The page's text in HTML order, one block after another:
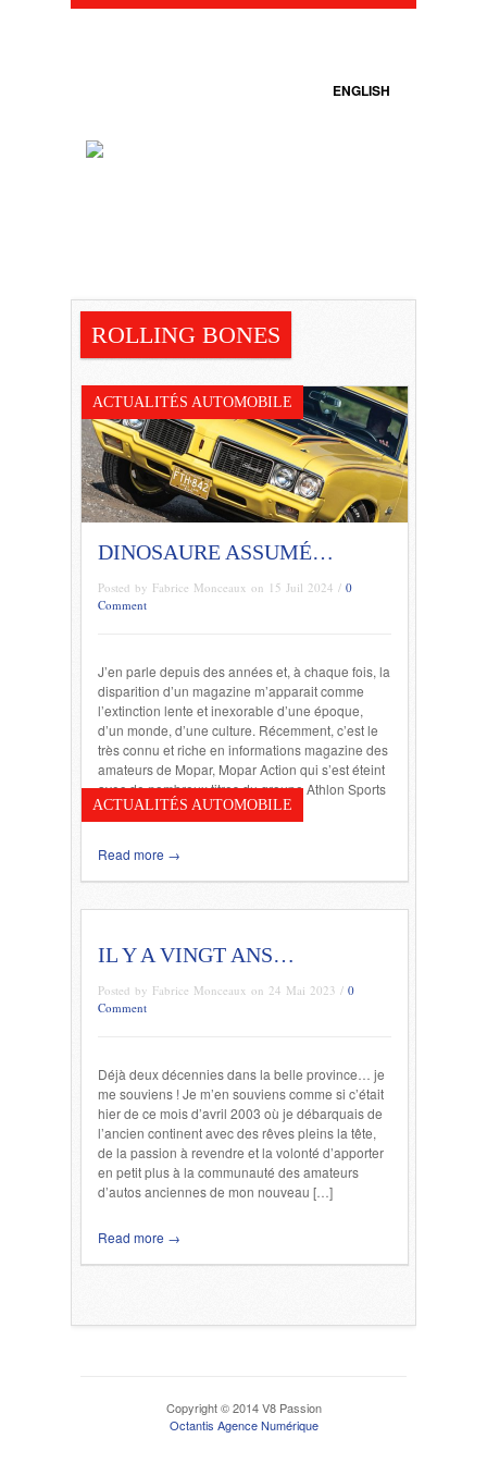
ENGLISH
ROLLING BONES
ACTUALITÉS AUTOMOBILE
DINOSAURE ASSUMÉ…
Posted by Fabrice Monceaux on 15 Juil 2024 / 0
Comment
J’en parle depuis des années et, à chaque fois, la
disparition d’un magazine m’apparait comme
l’extinction lente et inexorable d’une époque,
d’un monde, d’une culture. Récemment, c’est le
très connu et riche en informations magazine des
amateurs de Mopar, Mopar Action qui s’est éteint
avec de nombreux titres du groupe Athlon Sports
Communications. C’est triste […]
Read more →
ACTUALITÉS AUTOMOBILE
IL Y A VINGT ANS…
Posted by Fabrice Monceaux on 24 Mai 2023 / 0
Comment
Déjà deux décennies dans la belle province… je
me souviens ! Je m’en souviens comme si c’était
hier de ce mois d’avril 2003 où je débarquais de
l’ancien continent avec des rêves pleins la tête,
de la passion à revendre et la volonté d’apporter
en petit plus à la communauté des amateurs
d’autos anciennes de mon nouveau […]
Read more →
Copyright © 2014 V8 Passion
Octantis Agence Numérique